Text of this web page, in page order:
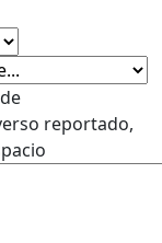
reportado,